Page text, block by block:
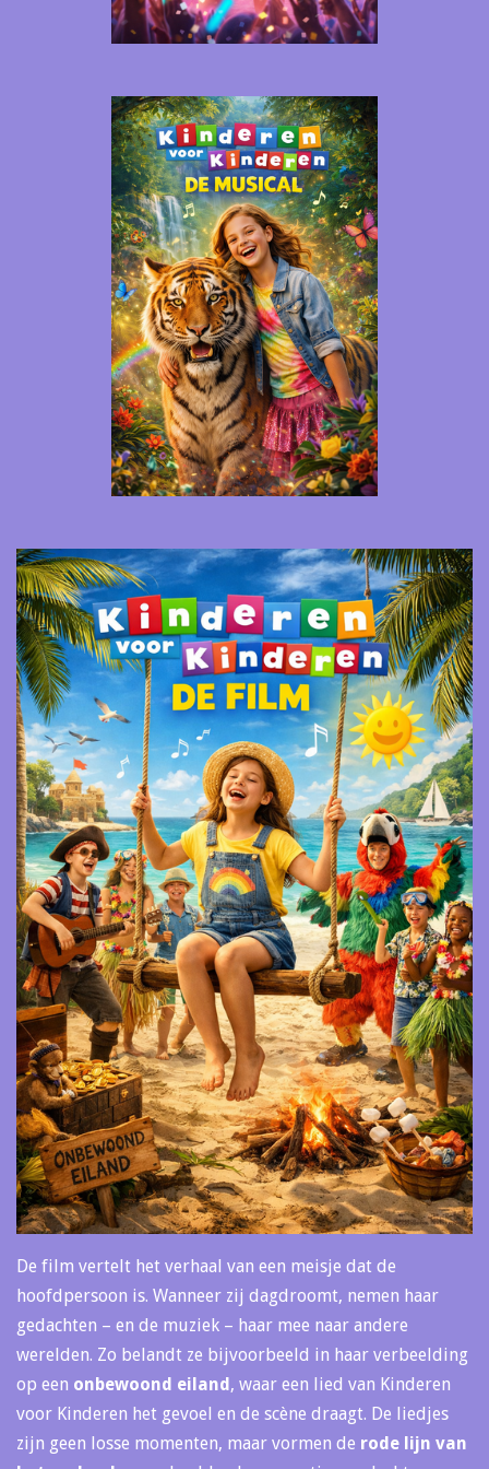
De film vertelt het verhaal van een meisje dat de
hoofdpersoon is. Wanneer zij dagdroomt, nemen haar
gedachten – en de muziek – haar mee naar andere
werelden. Zo belandt ze bijvoorbeeld in haar verbeelding
op een onbewoond eiland, waar een lied van Kinderen
voor Kinderen het gevoel en de scène draagt. De liedjes
zijn geen losse momenten, maar vormen de rode lijn van